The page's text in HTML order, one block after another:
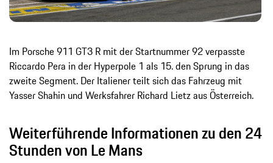
Im Porsche 911 GT3 R mit der Startnummer 92 verpasste
Riccardo Pera in der Hyperpole 1 als 15. den Sprung in das
zweite Segment. Der Italiener teilt sich das Fahrzeug mit
Yasser Shahin und Werksfahrer Richard Lietz aus Österreich.
Weiterführende Informationen zu den 24
Stunden von Le Mans